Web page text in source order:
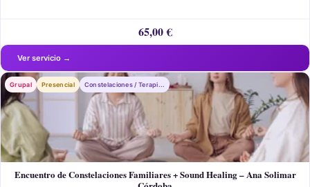
65,00€
Grupal Presencial Constelaciones / Terapia Sistémica
Encuentro de Constelaciones Familiares + Sound Healing – Ana Solimar